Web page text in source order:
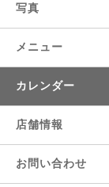
写真
メニュー
カレンダー
店舗情報
お問い合わせ